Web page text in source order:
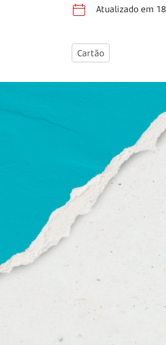
Atualizado em
Cartão